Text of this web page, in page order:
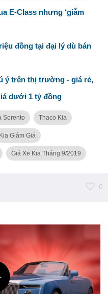
E-Class nhưng ‘giẫm
đồng tại đại lý dù bán
ý trên thị trường - giá rẻ,
dưới 1 tỷ đồng
Sorento Thaco Kia
Kia Giảm Giá
Giá Xe Kia Tháng 9/2019
0